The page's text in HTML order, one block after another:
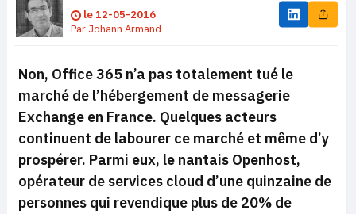
le12-05-2016
Par Johann Armand
Non, Office 365 n’a pas totalement tué le
marché de l’hébergement de messagerie
Exchange en France. Quelques acteurs
continuent de labourer ce marché et même d’y
prospérer. Parmi eux, le nantais Openhost,
opérateur de services cloud d’une quinzaine de
personnes qui revendique plus de 20% de